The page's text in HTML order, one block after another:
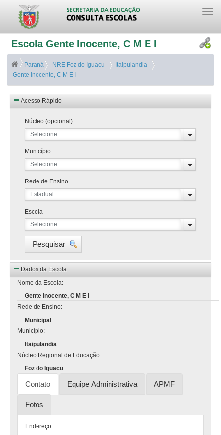
Escola Gente Inocente, C M E I
Paraná NRE Foz do Iguacu
Itaipulandia
Gente Inocente, C M E I
Acesso Rápido
Núcleo (opcional)
Selecione...
Município
Selecione...
Rede de Ensino
Estadual
Escola
Selecione...
Pesquisar
Dados da Escola
Nome da Escola:
Gente Inocente, C M E I
Rede de Ensino:
Municipal
Município:
Itaipulandia
Núcleo Regional de Educação:
Foz do Iguacu
Contato Equipe Administrativa APMF
Fotos
Endereço: